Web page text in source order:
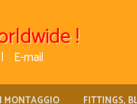
!
E-mail
MONTAGGIO FITTINGS,